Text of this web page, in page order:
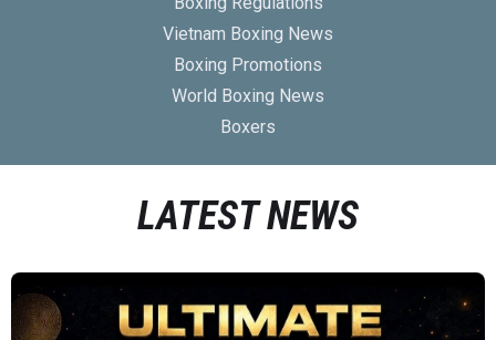
Vietnam Boxing News
Boxing Promotions
World Boxing News
Boxers
LATEST NEWS